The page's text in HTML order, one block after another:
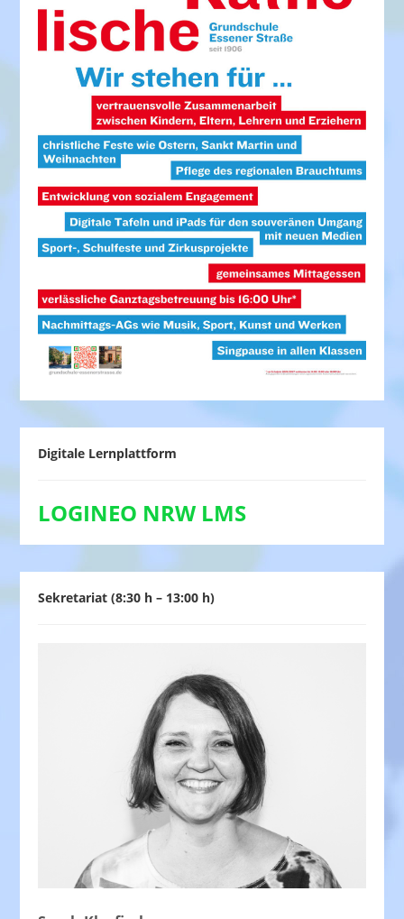
Digitale Lernplattform
LOGINEO NRW LMS
Sekretariat (8:30 h – 13:00 h)